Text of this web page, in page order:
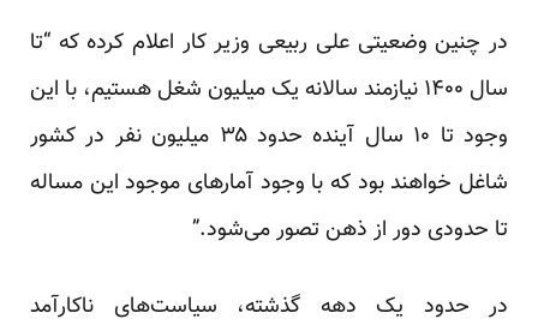
در چنین وضعیتی علی ربیعی وزیر کار اعلام کرده که “تا
سال ۱۴۰۰ نیازمند سالانه یک میلیون شغل هستیم، با این
وجود تا ۱۰ سال آینده حدود ۳۵ میلیون نفر در کشور
شاغل خواهند بود که با وجود آمارهای موجود این مساله
تا حدودی دور از ذهن تصور می‌شود.”
در حدود یک دهه گذشته، سیاست‌های ناکارآمد